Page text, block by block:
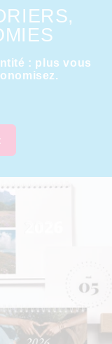
: plus vous